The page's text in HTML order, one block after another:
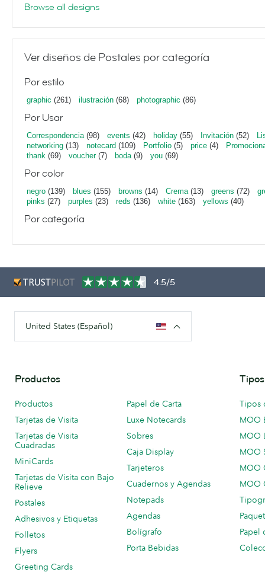
Browse all designs
Ver diseños de Postales por categoría
Por estilo
graphic (261) ilustración (68) photographic (86)
Por Usar
Correspondencia(98) events (42) holiday (55) Invitación (52)
networking (13) notecard (109) Portfolio (5) price (4)
thank (69) voucher(7) boda(9) you (69)
Por color
negro (139) blues (155) browns (14) Crema(13) greens (72)
pinks (27) purples (23) reds (136) white (163) yellows (40)
Por categoría
4.5/5
United States (Español)
Productos
Productos
Tarjetas de Visita
Tarjetas de Visita
Cuadradas
MiniCards
Tarjetas de Visita con Bajo
Relieve
Postales
Adhesivos y Etiquetas
Folletos
Flyers
Greeting Cards
Papel de Carta
Luxe Notecards
Sobres
Caja Display
Tarjeteros
Cuadernos y Agendas
Notepads
Agendas
Bolígrafo
Porta Bebidas
Tipos
MOO
MOO
MOO
MOO
MOO
Papel